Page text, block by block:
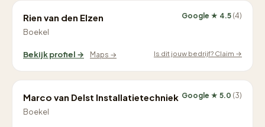
Rien van den Elzen
Boekel
Google ★ 4.5 (4)
Bekijk profiel → Maps → Is dit jouw bedrijf? Claim →
Marco van Delst Installatietechniek
Boekel
Google ★ 5.0 (3)